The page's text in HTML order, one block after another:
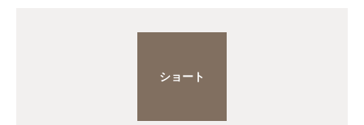
ショート